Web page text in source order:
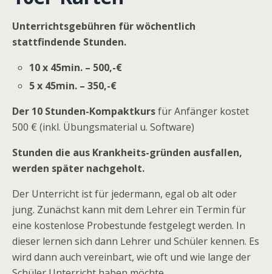
Unterrichtsgebühren für wöchentlich
stattfindende Stunden.
10 x 45min. – 500,-€
5 x 45min. – 350,-€
Der 10 Stunden-Kompaktkursfür Anfänger kostet
500 € (inkl. Übungsmaterial u. Software)
Stunden die aus Krankheits-gründen ausfallen,
werden später nachgeholt.
Der Unterricht ist für jedermann, egal ob alt oder
jung. Zunächst kann mit dem Lehrer ein Termin für
eine kostenlose Probestunde festgelegt werden. In
dieser lernen sich dann Lehrer und Schüler kennen. Es
wird dann auch vereinbart, wie oft und wie lange der